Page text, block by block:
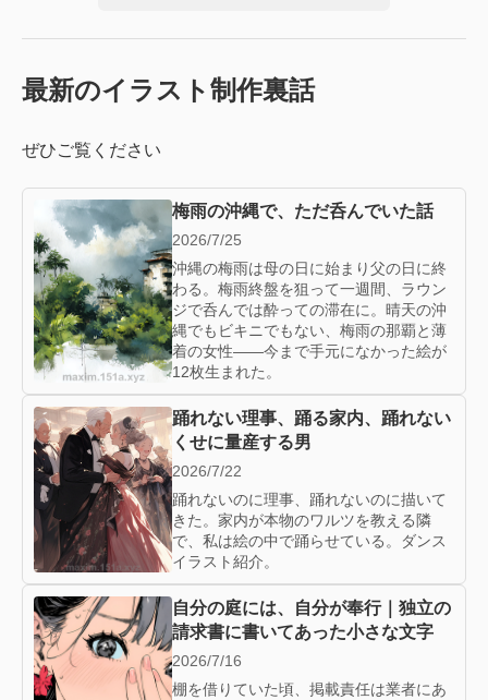
最新のイラスト制作裏話
ぜひご覧ください
梅雨の沖縄で、ただ呑んでいた話
2026/7/25
沖縄の梅雨は母の日に始まり父の日に終
わる。梅雨終盤を狙って一週間、ラウン
ジで呑んでは酔っての滞在に。晴天の沖
縄でもビキニでもない、梅雨の那覇と薄
着の女性——今まで手元になかった絵が
12枚生まれた。
踊れない理事、踊る家内、踊れない
くせに量産する男
2026/7/22
踊れないのに理事、踊れないのに描いて
きた。家内が本物のワルツを教える隣
で、私は絵の中で踊らせている。ダンス
イラスト紹介。
自分の庭には、自分が奉行｜独立の
請求書に書いてあった小さな文字
2026/7/16
棚を借りていた頃、掲載責任は業者にあ